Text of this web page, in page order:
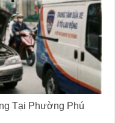
Tại Phường Phú